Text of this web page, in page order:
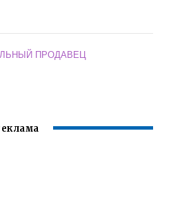
ПРОДАВЕЦ